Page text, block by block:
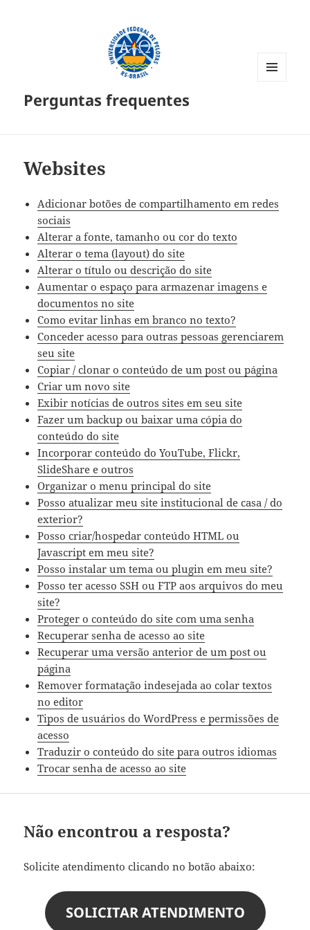
Perguntas frequentes
Websites
Adicionar botões de compartilhamento em redes
sociais
Alterar a fonte, tamanho ou cor do texto
Alterar o tema (layout) do site
Alterar o título ou descrição do site
Aumentar o espaço para armazenar imagens e
documentos no site
Como evitar linhas em branco no texto?
Conceder acesso para outras pessoas gerenciarem
seu site
Copiar / clonar o conteúdo de um post ou página
Criar um novo site
Exibir notícias de outros sites em seu site
Fazer um backup ou baixar uma cópia do
conteúdo do site
Incorporar conteúdo do YouTube, Flickr,
SlideShare e outros
Organizar o menu principal do site
Posso atualizar meu site institucional de casa / do
exterior?
Posso criar/hospedar conteúdo HTML ou
Javascript em meu site?
Posso instalar um tema ou plugin em meu site?
Posso ter acesso SSH ou FTP aos arquivos do meu
site?
Proteger o conteúdo do site com uma senha
Recuperar senha de acesso ao site
Recuperar uma versão anterior de um post ou
página
Remover formatação indesejada ao colar textos
no editor
Tipos de usuários do WordPress e permissões de
acesso
Traduzir o conteúdo do site para outros idiomas
Trocar senha de acesso ao site
Não encontrou a resposta?
Solicite atendimento clicando no botão abaixo:
SOLICITAR ATENDIMENTO